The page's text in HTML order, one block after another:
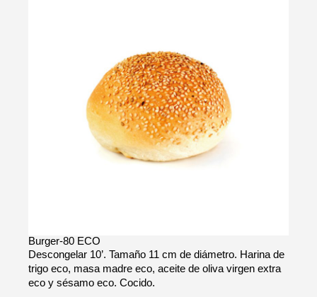
Burger-80 ECO
Descongelar 10’. Tamaño 11 cm de diámetro. Harina de
trigo eco, masa madre eco, aceite de oliva virgen extra
eco y sésamo eco. Cocido.